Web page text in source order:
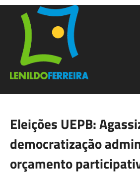
Eleições UEPB:
democratização
orçamento